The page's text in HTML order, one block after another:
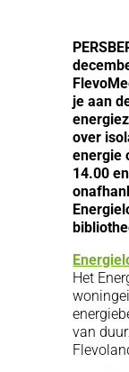
je aan
over
energie
14.00
Het
van